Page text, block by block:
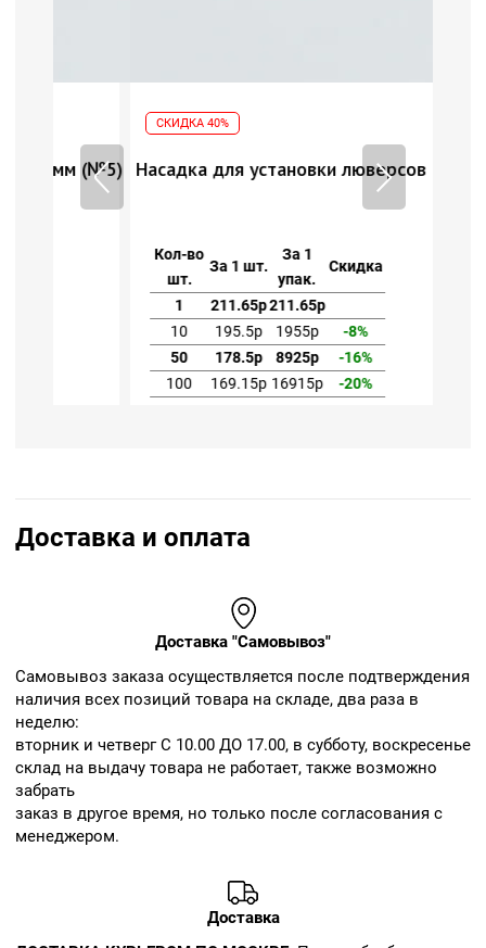
Насадка для установки люверсов 8мм (№5)
Скидка
211.65р
211.65р
195.5р 1955р
-8%
178.5р 8925р
-16%
169.15р 16915р -20%
Доставка и оплата
Доставка "Самовывоз"
Cамовывоз заказа осуществляется после подтверждения
наличия всех позиций товара на складе, два раза в
неделю:
вторник и четверг С 10.00 ДО 17.00, в субботу, воскресенье
склад на выдачу товара не работает, также возможно
забрать
заказ в другое время, но только после согласования с
менеджером.
Доставка